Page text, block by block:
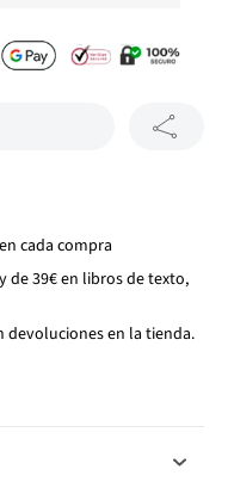
cada compra
de 39€ en libros de texto,
devoluciones en la tienda.